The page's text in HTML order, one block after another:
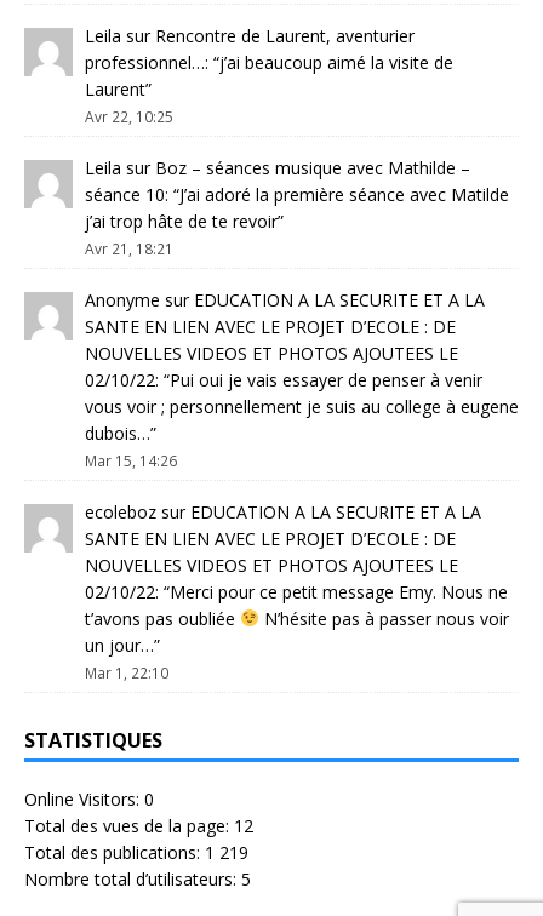
Leila sur Rencontre de Laurent, aventurier
professionnel…: “j’ai beaucoup aimé la visite de
Laurent”
Avr 22, 10:25
Leila sur Boz – séances musique avec Mathilde –
séance 10: “J’ai adoré la première séance avec Matilde
j’ai trop hâte de te revoir”
Avr 21, 18:21
Anonyme sur EDUCATION A LA SECURITE ET A LA
SANTE EN LIEN AVEC LE PROJET D’ECOLE : DE
NOUVELLES VIDEOS ET PHOTOS AJOUTEES LE
02/10/22: “Pui oui je vais essayer de penser à venir
vous voir ; personnellement je suis au college à eugene
dubois…”
Mar 15, 14:26
ecoleboz sur EDUCATION A LA SECURITE ET A LA
SANTE EN LIEN AVEC LE PROJET D’ECOLE : DE
NOUVELLES VIDEOS ET PHOTOS AJOUTEES LE
02/10/22: “Merci pour ce petit message Emy. Nous ne
t’avons pas oubliée
N’hésite pas à passer nous voir
un jour…”
Mar 1, 22:10
STATISTIQUES
Online Visitors: 0
Total des vues de la page: 12
Total des publications: 1 219
Nombre total d’utilisateurs: 5